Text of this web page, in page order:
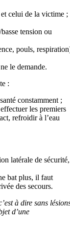
celui de la victime ;
tension ou
pouls,
le demande.
:
constamment ;
les premiers
refroidir à l’eau
latérale de sécurité,
bat plus, il faut
des secours.
à dire sans
d’une